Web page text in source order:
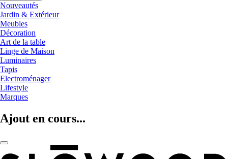
Nouveautés
Jardin & Extérieur
Meubles
Décoration
Art de la table
Linge de Maison
Luminaires
Tapis
Electroménager
Lifestyle
Marques
Ajout en cours...